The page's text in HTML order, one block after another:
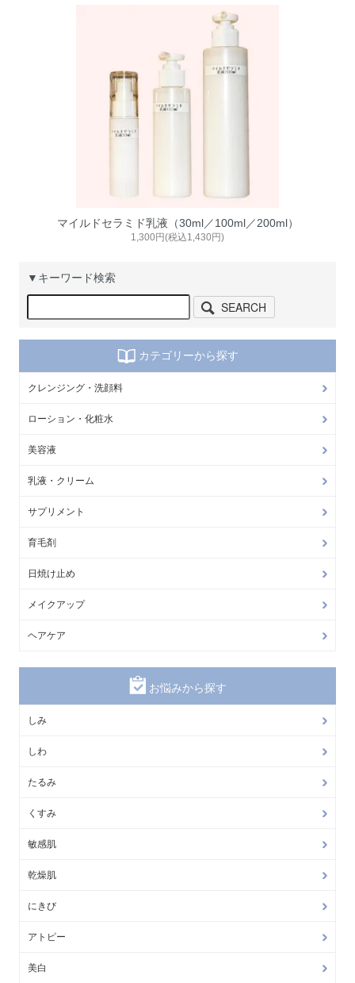
マイルドセラミド乳液（30ml／100ml／200ml）
1,300円(税込1,430円)
▼キーワード検索
SEARCH
カテゴリーから探す
クレンジング・洗顔料
ローション・化粧水
美容液
乳液・クリーム
サプリメント
育毛剤
日焼け止め
メイクアップ
ヘアケア
お悩みから探す
しみ
しわ
たるみ
くすみ
敏感肌
乾燥肌
にきび
アトピー
美白